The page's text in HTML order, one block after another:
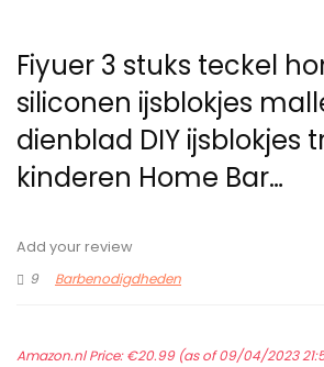
Fiyuer 3 stuks teckel
siliconen ijsblokjes
dienblad DIY ijsblokjes
kinderen Home Bar…
Add your review
9
Barbenodigdheden
Amazon.nl Price:€20.99(as of 09/04/2023